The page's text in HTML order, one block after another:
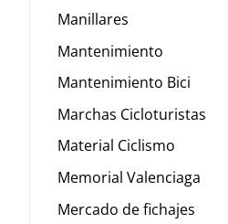
Manillares
Mantenimiento
Mantenimiento Bici
Marchas Cicloturistas
Material Ciclismo
Memorial Valenciaga
Mercado de fichajes